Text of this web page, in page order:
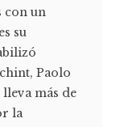
con un
su
Paolo
más de
la